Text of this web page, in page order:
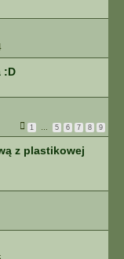
:D
1 5 6 7 8 9
z plastikowej